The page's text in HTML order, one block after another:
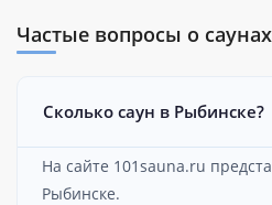
Частые вопросы о
Сколько саун в Рыбинске?
На сайте 101sauna.ru
Рыбинске.